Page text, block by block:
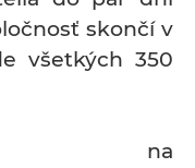
skončí v
všetkých 350
na